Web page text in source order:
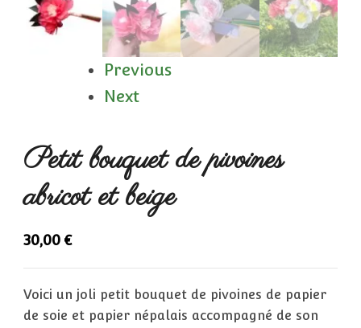
Previous
Next
Petit bouquet de pivoines
abricot et beige
30,00 €
Voici un joli petit bouquet de pivoines de papier
de soie et papier népalais accompagné de son